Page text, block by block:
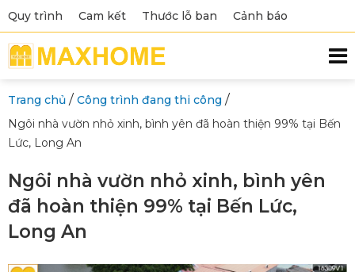
Quy trình Cam kết Thước lỗ ban Cảnh báo
Trang chủ / Công trình đang thi công /
Ngôi nhà vườn nhỏ xinh, bình yên đã hoàn thiện 99% tại Bến
Lức, Long An
Ngôi nhà vườn nhỏ xinh, bình yên
đã hoàn thiện 99% tại Bến Lức,
Long An